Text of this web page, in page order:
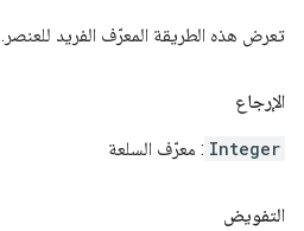
تعرض هذه الطريقة المعرّف الفريد للعنصر.
الإرجاع
Integer : معرّف السلعة
التفويض